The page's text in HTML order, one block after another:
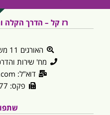
רז קל – הדרך הקלה
האורגים 11 משרדים 5013 אשדוד
מח' שירות והדרכה: 074-
דוא"ל: raz_kal@walla.com
פקס: 073-2410777